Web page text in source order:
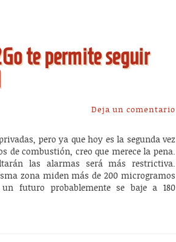
te permite seguir
Deja un comentario
pero ya que hoy es la segunda vez
de combustión, creo que merece la pena.
las alarmas será más restrictiva.
zona miden más de 200 microgramos
futuro probablemente se baje a 180